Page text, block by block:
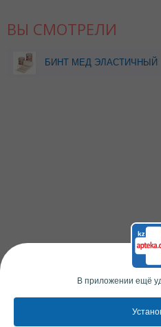
ВЫ СМОТРЕЛИ
БИНТ МЕД ЭЛАСТИЧНЫЙ
В приложении ещё